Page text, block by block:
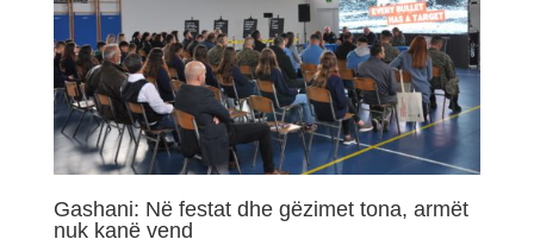
Gashani: Në festat dhe gëzimet tona, armët
nuk kanë vend